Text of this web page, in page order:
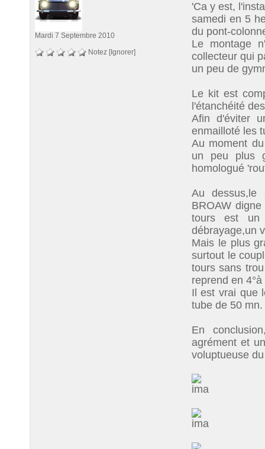
Mardi 7 Septembre 2010
Notez [Ignorer]
'Ca y est,
samedi en 5
du pont-
Le montage
collecteur qui
un peu de
Le kit est
l'étanchéité
Afin d'éviter
enmailloté les
Au moment
un peu plus
homologué
Au dessus,le
BROAW
tours est un
débrayage,un
Mais le plus
surtout le
tours sans
reprend en
Il est vrai que
tube de 50 mn.
En
agrément et
voluptueuse